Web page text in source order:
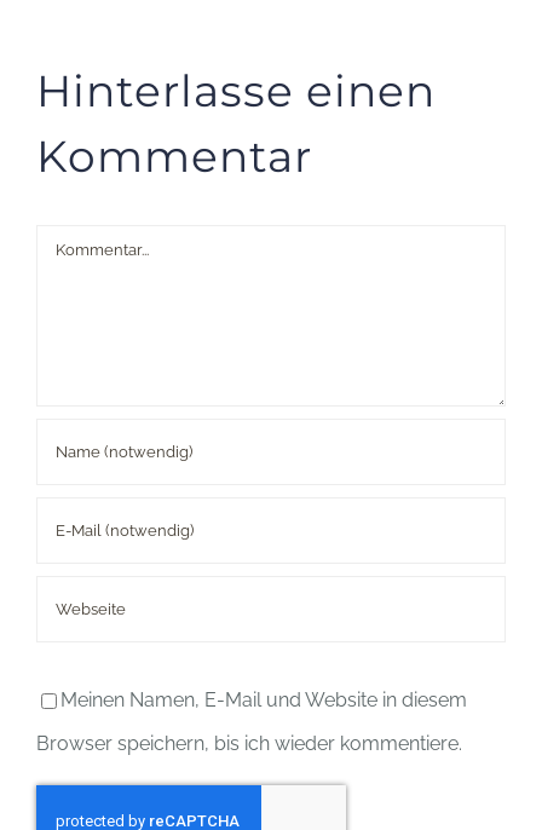
Hinterlasse einen
Kommentar
Kommentar
Meinen Namen, E-Mail und Website in diesem
Browser speichern, bis ich wieder kommentiere.